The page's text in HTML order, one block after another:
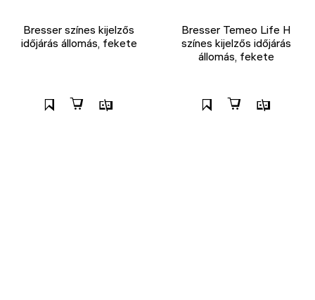
Bresser színes kijelzős
időjárás állomás, fekete
Bresser Temeo Life H
színes kijelzős időjárás
állomás, fekete